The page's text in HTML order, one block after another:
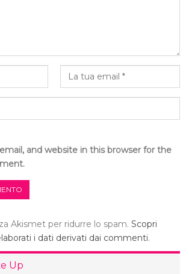
and website in this browser for the
Akismet per ridurre lo spam. Scopri
i dati derivati dai commenti.
Up